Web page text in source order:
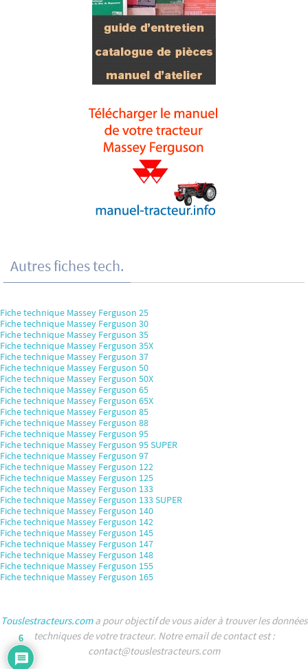
Autres fiches tech.
Fiche technique Massey Ferguson 25
Fiche technique Massey Ferguson 30
Fiche technique Massey Ferguson 35
Fiche technique Massey Ferguson 35X
Fiche technique Massey Ferguson 37
Fiche technique Massey Ferguson 50
Fiche technique Massey Ferguson 50X
Fiche technique Massey Ferguson 65
Fiche technique Massey Ferguson 65X
Fiche technique Massey Ferguson 85
Fiche technique Massey Ferguson 88
Fiche technique Massey Ferguson 95
Fiche technique Massey Ferguson 95 SUPER
Fiche technique Massey Ferguson 97
Fiche technique Massey Ferguson 122
Fiche technique Massey Ferguson 125
Fiche technique Massey Ferguson 133
Fiche technique Massey Ferguson 133 SUPER
Fiche technique Massey Ferguson 140
Fiche technique Massey Ferguson 142
Fiche technique Massey Ferguson 145
Fiche technique Massey Ferguson 147
Fiche technique Massey Ferguson 148
Fiche technique Massey Ferguson 155
Fiche technique Massey Ferguson 165
Touslestracteurs.coma pour objectif de vous aider à trouver les données
techniques de votre tracteur. Notre email de contact est :
contact@touslestracteurs.com
6